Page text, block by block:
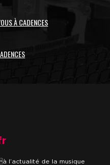
À CADENCES
l’actualité de la musique